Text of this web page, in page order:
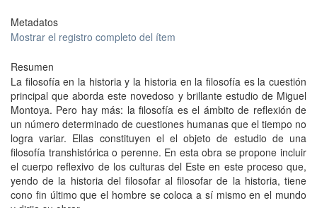
Metadatos
Mostrar el registro completo del ítem
Resumen
La filosofía en la historia y la historia en la filosofía es la cuestión
principal que aborda este novedoso y brillante estudio de Miguel
Montoya. Pero hay más: la filosofía es el ámbito de reflexión de
un número determinado de cuestiones humanas que el tiempo no
logra variar. Ellas constituyen el el objeto de estudio de una
filosofía transhistórica o perenne. En esta obra se propone incluir
el cuerpo reflexivo de los culturas del Este en este proceso que,
yendo de la historia del filosofar al filosofar de la historia, tiene
cono fin último que el hombre se coloca a sí mismo en el mundo